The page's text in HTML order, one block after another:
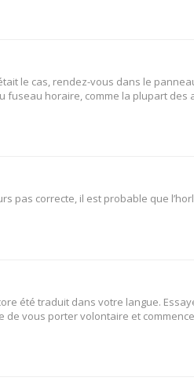
le cas, rendez-vous dans le
horaire, comme la plupart des
pas correcte, il est probable que
été traduit dans votre langue.
vous porter volontaire et